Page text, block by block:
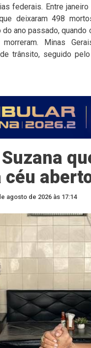
federais. Entre
deixaram 498
ano passado,
Minas
trânsito, seguido
céu
agosto de 2026 às 17:14